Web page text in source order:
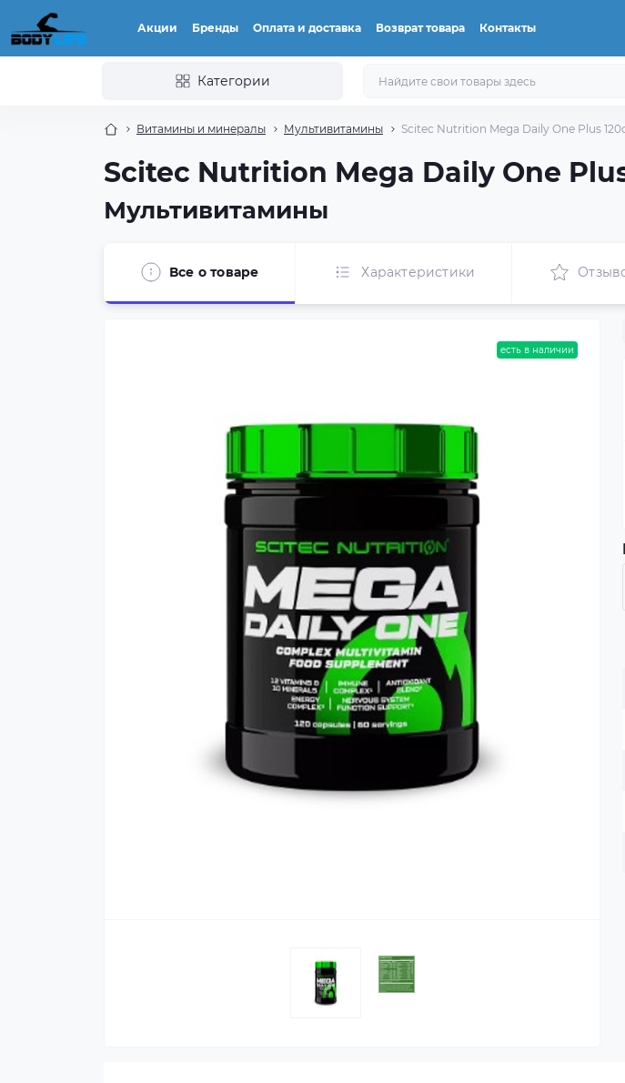
Акции Бренды Оплата и доставка Возврат товара Контакты
Категории
Витамины и минералы Мультивитамины Scitec Nutrition Mega Daily One Plus
Scitec Nutrition Mega Daily One
Мультивитамины
Все о товаре Характеристики
есть в наличии